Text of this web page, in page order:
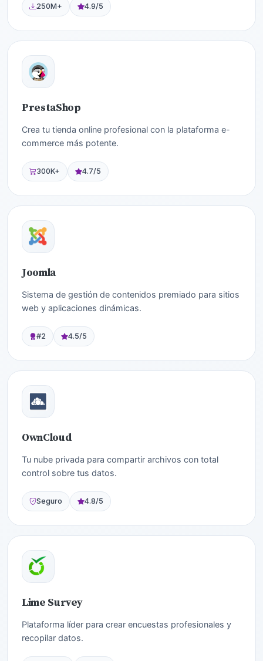
250M+ 4.9/5
PrestaShop
Crea tu tienda online profesional con la plataforma e-
commerce más potente.
300K+ 4.7/5
Joomla
Sistema de gestión de contenidos premiado para sitios
web y aplicaciones dinámicas.
#2 4.5/5
OwnCloud
Tu nube privada para compartir archivos con total
control sobre tus datos.
Seguro 4.8/5
Lime Survey
Plataforma líder para crear encuestas profesionales y
recopilar datos.